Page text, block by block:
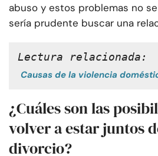
abuso y estos problemas no
sería prudente buscar una
Lectura relacionada:
Causas de la violencia
¿Cuáles son las
volver a estar juntos
divorcio?